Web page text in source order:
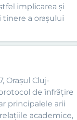
implicarea și
a orașului
Orașul Cluj-
de înfrățire
principalele arii
academice,